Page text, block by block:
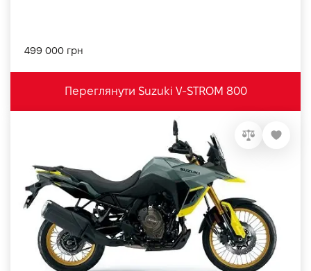
499 000 грн
Переглянути Suzuki V-STROM 800